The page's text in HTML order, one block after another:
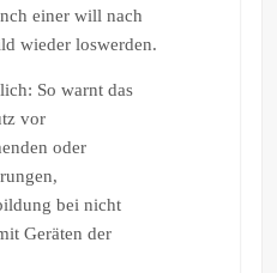
einer will nach
wieder loswerden.
So warnt das
vor
oder
bei nicht
Geräten der